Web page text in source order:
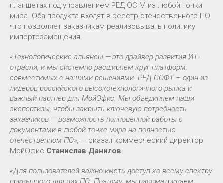
планшетах под управлением РЕД ОС М из любой точки
мира. Оба продукта входят в реестр отечественного ПО,
что позволяет заказчикам реализовывать политику
импортозамещения.
«Технологические альянсы — это драйвер развития ИТ-
отрасли, и мы системно расширяем круг платформ,
совместимых с нашими решениями. РЕД СОФТ – один из
лидеров российского высокотехнологичного рынка и
важный партнер для МойОфис. Мы объединяем наши
экспертизы, чтобы закрыть ключевую потребность
заказчиков — возможность полноценной работы с
документами в любой точке мира на полностью
отечественном ПО», — сказал коммерческий директор
МойОфис Станислав Данилов.
«Для пользователей важно иметь доступ ко всему спектру
привычного для них ПО. Поэтому, мы рассматриваем